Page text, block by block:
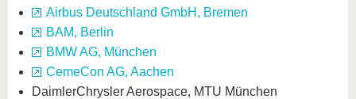
Airbus Deutschland GmbH, Bremen
BAM, Berlin
BMW AG, München
CemeCon AG, Aachen
DaimlerChrysler Aerospace, MTU München